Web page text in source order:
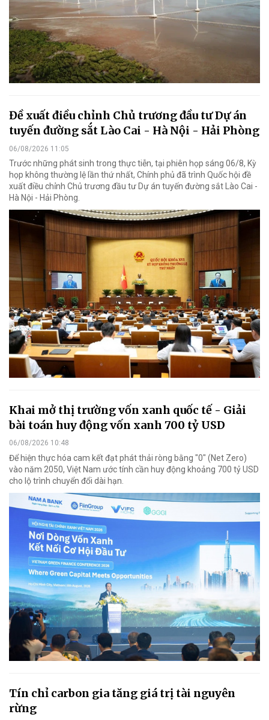
Đề xuất điều chỉnh Chủ trương đầu tư Dự án
tuyến đường sắt Lào Cai - Hà Nội - Hải Phòng
06/08/2026 11:05
Trước những phát sinh trong thực tiễn, tại phiên họp sáng 06/8, Kỳ
họp không thường lệ lần thứ nhất, Chính phủ đã trình Quốc hội đề
xuất điều chỉnh Chủ trương đầu tư Dự án tuyến đường sắt Lào Cai -
Hà Nội - Hải Phòng.
Khai mở thị trường vốn xanh quốc tế - Giải
bài toán huy động vốn xanh 700 tỷ USD
06/08/2026 10:48
Để hiện thực hóa cam kết đạt phát thải ròng bằng "0" (Net Zero)
vào năm 2050, Việt Nam ước tính cần huy động khoảng 700 tỷ USD
cho lộ trình chuyển đổi dài hạn.
Tín chỉ carbon gia tăng giá trị tài nguyên
rừng